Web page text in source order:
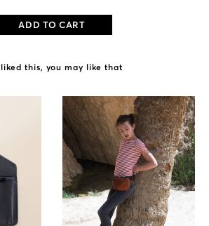
ADD TO CART
this, you may like that